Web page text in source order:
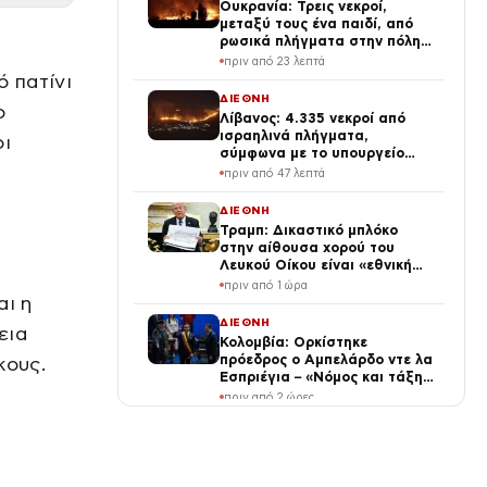
πατίνι
η
Ουκρανία: Τρεις νεκροί,
μεταξύ τους ένα παιδί, από
ρωσικά πλήγματα στην πόλη
Μπροβαρί – Πάνω από δέκα
πριν από 23 λεπτά
ΔΙΕΘΝΗ
Λίβανος: 4.335 νεκροί από
ισραηλινά πλήγματα,
σύμφωνα με το υπουργείο
Υγείας
πριν από 47 λεπτά
ΔΙΕΘΝΗ
Τραμπ: Δικαστικό μπλόκο
στην αίθουσα χορού του
Λευκού Οίκου είναι «εθνική
ντροπή»
πριν από 1 ώρα
ΔΙΕΘΝΗ
Κολομβία: Ορκίστηκε
πρόεδρος ο Αμπελάρδο ντε λα
Εσπριέγια – «Νόμος και τάξη»
με κάθε κόστος
πριν από 2 ώρες